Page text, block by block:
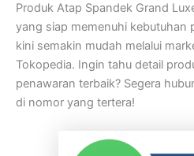
Produk Atap Spandek Grand
yang siap memenuhi kebutuhan
kini semakin mudah melalui
Tokopedia. Ingin tahu detail
penawaran terbaik? Segera
di nomor yang tertera!